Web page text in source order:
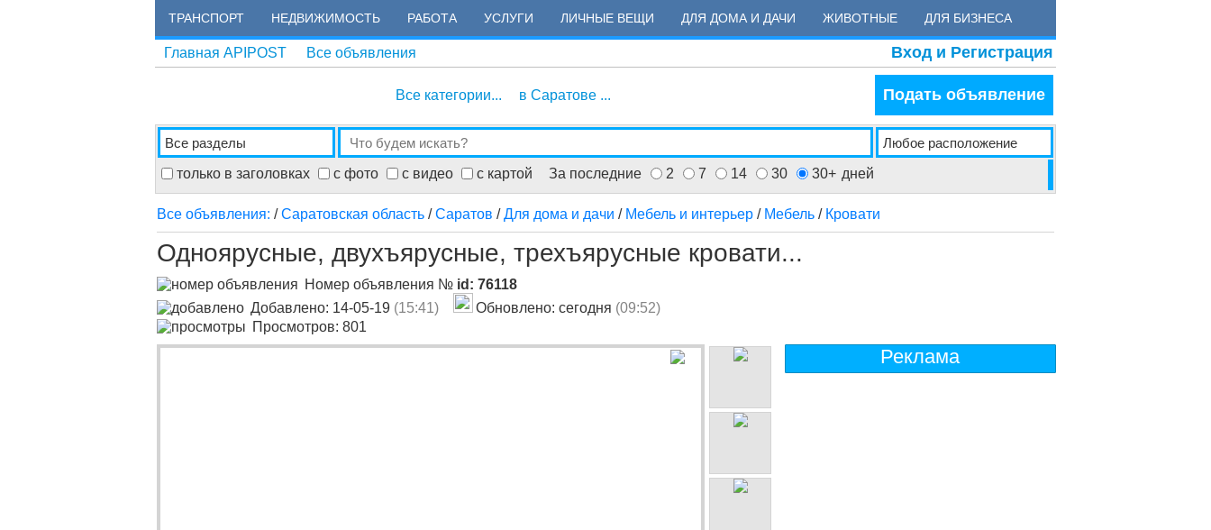
ТРАНСПОРТ НЕДВИЖИМОСТЬ РАБОТА УСЛУГИ ЛИЧНЫЕ ВЕЩИ ДЛЯ ДОМА И ДАЧИ ЖИВОТНЫЕ ДЛЯ БИЗНЕСА
Главная APIPOST Все объявления Вход и Регистрация
Все категории... в Саратове ... Подать объявление
только в заголовках с фото с видео с картой За последние 2 7 14 30 30+ дней
Все объявления: /Саратовская область /Саратов /Для дома и дачи / Мебель и интерьер / Мебель / Кровати
Одноярусные, двухъярусные, трехъярусные кровати...
Номер объявления № id: 76118
Добавлено: 14-05-19 (15:41) Обновлено: сегодня (09:52)
Просмотров: 801
Реклама